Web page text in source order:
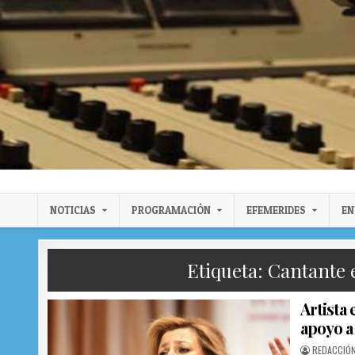
Radio Llanura de Colón
NOTICIAS PROGRAMACIÓN EFEMERIDES
Etiqueta: Cantante
Artista
apoyo
AUTHOR: